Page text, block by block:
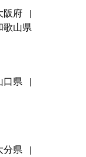
阪府
歌山県
口県
分県